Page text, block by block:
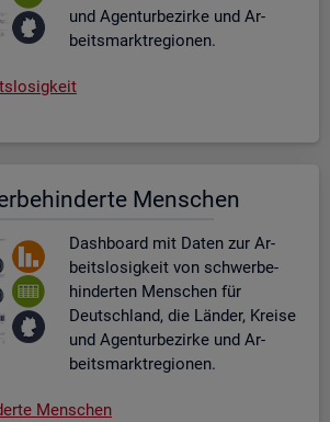
und Agen­tur­be­zir­ke und Ar­
beits­markt­re­gio­nen.
Men­schen
Dash­board mit Daten zur Ar­
beits­lo­sig­keit von schwer­be­
hin­der­ten Men­schen für
Deutsch­land, die Län­der, Krei­se
und Agen­tur­be­zir­ke und Ar­
beits­markt­re­gio­nen.
Men­schen